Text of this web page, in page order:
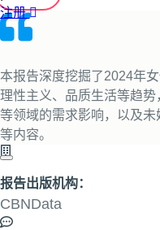
注册
本报告深度挖掘了2024年
理性主义、品质生活等趋
等领域的需求影响，以及
等内容。
报告出版机构：
CBNData